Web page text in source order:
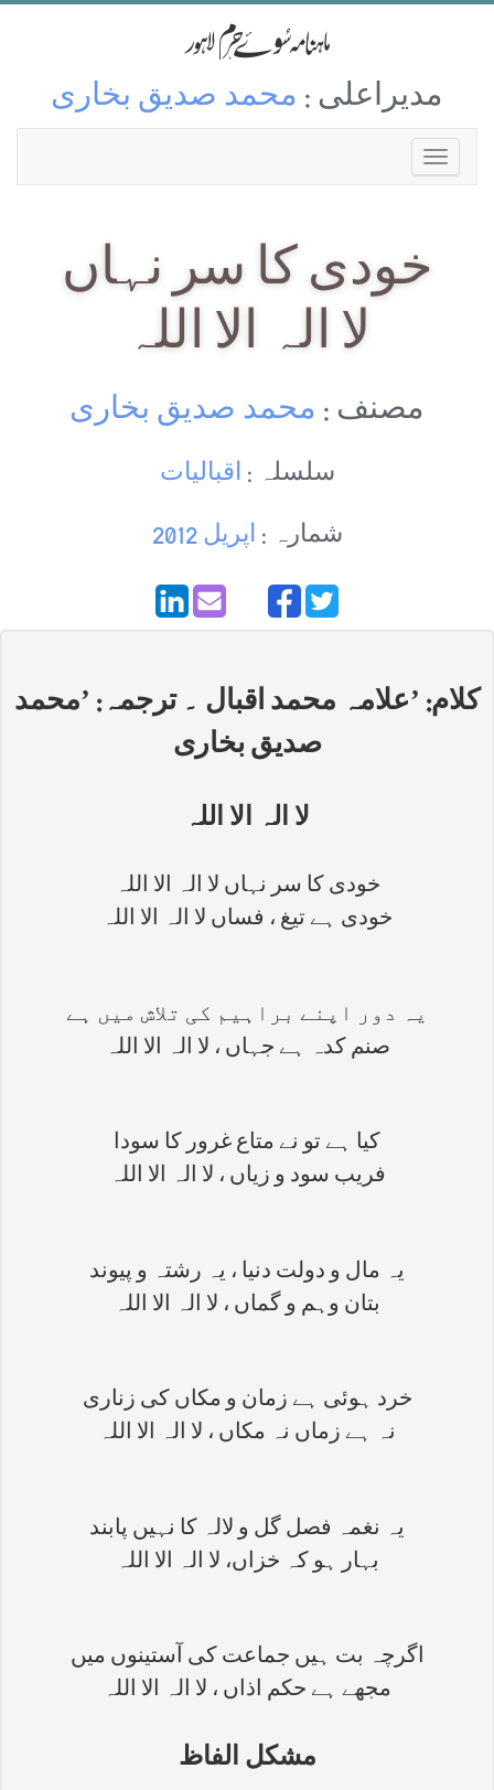
مدیراعلی : محمد صدیق بخاری
خودی کا سر نہاں
لا الہ الا اللہ
مصنف : محمد صدیق بخاری
سلسلہ : اقبالیات
شمارہ : اپریل 2012
کلام: ’علامہ محمد اقبال ۔ ترجمہ: ’محمد
صدیق بخاری
لا الہ الا اللہ
خودی کا سر نہاں لا الہ الا اللہ
خودی ہے تیغ ، فساں لا الہ الا اللہ
یہ دور اپنے براہیم کی تلاش میں ہے
صنم کدہ ہے جہاں ، لا الہ الا اللہ
کیا ہے تو نے متاع غرور کا سودا
فریب سود و زیاں ، لا الہ الا اللہ
یہ مال و دولت دنیا ، یہ رشتہ و پیوند
بتان وہم و گماں ، لا الہ الا اللہ
خرد ہوئی ہے زمان و مکاں کی زناری
نہ ہے زماں نہ مکاں ، لا الہ الا اللہ
یہ نغمہ فصل گل و لالہ کا نہیں پابند
بہار ہو کہ خزاں، لا الہ الا اللہ
اگرچہ بت ہیں جماعت کی آستینوں میں
مجھے ہے حکم اذاں ، لا الہ الا اللہ
مشکل الفاظ